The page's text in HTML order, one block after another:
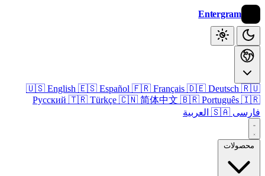
Entergram
🇺🇸 English 🇪🇸 Español 🇫🇷 Français 🇩🇪 Deutsch
Русский 🇹🇷 Türkçe 🇨🇳 简体中文 🇧🇷 Português
🇸🇦 العربية